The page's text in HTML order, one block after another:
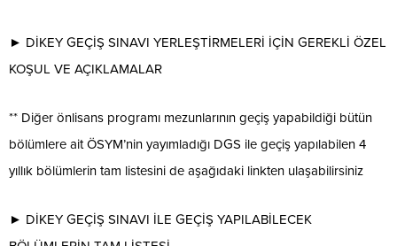
► DİKEY GEÇİŞ SINAVI YERLEŞTİRMELERİ İÇİN GEREKLİ ÖZEL
KOŞUL VE AÇIKLAMALAR
** Diğer önlisans programı mezunlarının geçiş yapabildiği bütün
bölümlere ait ÖSYM’nin yayımladığı DGS ile geçiş yapılabilen 4
yıllık bölümlerin tam listesini de aşağıdaki linkten ulaşabilirsiniz
► DİKEY GEÇİŞ SINAVI İLE GEÇİŞ YAPILABİLECEK